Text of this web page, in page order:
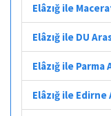
Elâzığ ile
Elâzığ ile DU
Elâzığ ile
Elâzığ ile